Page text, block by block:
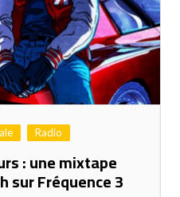
Radio
: une mixtape
sur Fréquence 3